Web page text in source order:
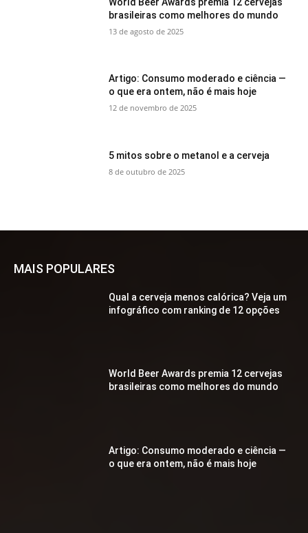
brasileiras como melhores do mundo
13 de agosto de 2025
Artigo: Consumo moderado e ciência —
o que era ontem, não é mais hoje
12 de novembro de 2025
5 mitos sobre o metanol e a cerveja
8 de outubro de 2025
MAIS POPULARES
Qual a cerveja menos calórica? Veja um
infográfico com ranking de 12 opções
World Beer Awards premia 12 cervejas
brasileiras como melhores do mundo
Artigo: Consumo moderado e ciência —
o que era ontem, não é mais hoje